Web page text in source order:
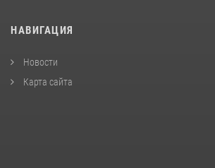
НАВИГАЦИЯ
Новости
Карта сайта